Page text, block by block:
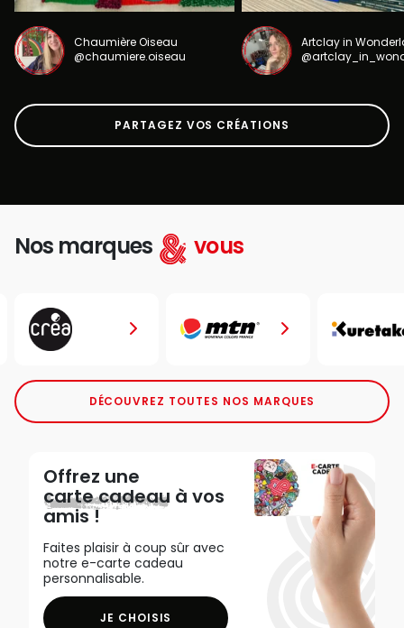
Chaumière Oiseau
@chaumiere.oiseau
Artclay in
PARTAGEZ VOS CRÉATIONS
Nos marques vous
DÉCOUVREZ TOUTES NOS MARQUES
Offrez une
carte cadeau à vos
amis !
Faites plaisir à coup sûr avec
notre e-carte cadeau
personnalisable.
JE CHOISIS